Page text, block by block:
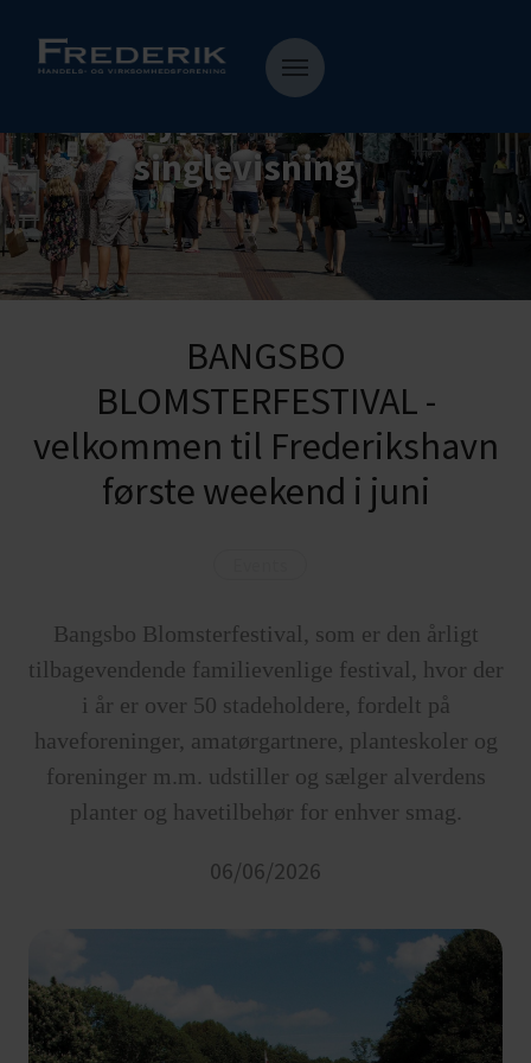
Nyhed
singlevisning
BANGSBO
BLOMSTERFESTIVAL -
velkommen til Frederikshavn
første weekend i juni
Bangsbo Blomsterfestival, som er den årligt
tilbagevendende familievenlige festival, hvor der
i år er over 50 stadeholdere, fordelt på
haveforeninger, amatørgartnere, planteskoler og
foreninger m.m. udstiller og sælger alverdens
planter og havetilbehør for enhver smag.
06/06/2026